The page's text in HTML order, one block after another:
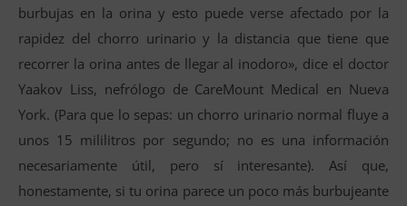
burbujas en la orina y esto puede verse afectado por la
rapidez del chorro urinario y la distancia que tiene que
recorrer la orina antes de llegar al inodoro», dice el doctor
Yaakov Liss, nefrólogo de CareMount Medical en Nueva
York. (Para que lo sepas: un chorro urinario normal fluye a
unos 15 mililitros por segundo; no es una información
necesariamente útil, pero sí interesante). Así que,
honestamente, si tu orina parece un poco más burbujeante